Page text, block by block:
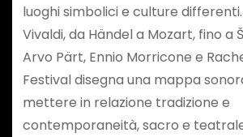
luoghi simbolici e culture
Vivaldi, da Händel a Mozart, fino a
Arvo Pärt, Ennio Morricone e
Festival disegna una mappa
mettere in relazione tradizione e
contemporaneità, sacro e